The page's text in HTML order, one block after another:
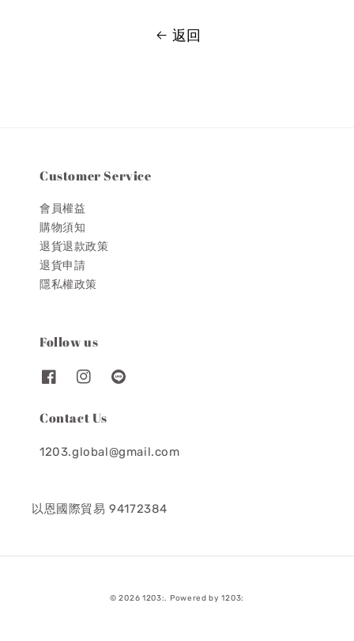
返回
Customer Service
會員權益
購物須知
退貨退款政策
退貨申請
隱私權政策
Follow us
Contact Us
1203.global@gmail.com
以恩國際貿易 94172384
© 2026 1203:. Powered by 1203: